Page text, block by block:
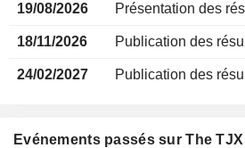
19/08/2026 Présentation des
18/11/2026 Publication des
24/02/2027 Publication des
Evénements passés sur The